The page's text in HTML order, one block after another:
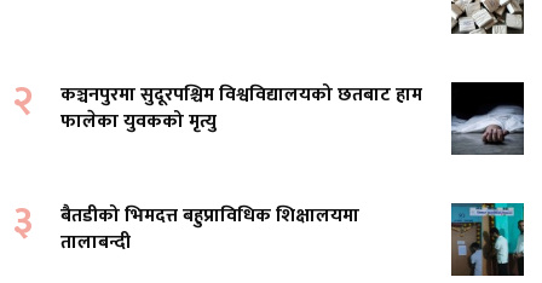
२
कञ्चनपुरमा सुदूरपश्चिम विश्वविद्यालयको छतबाट हाम
फालेका युवकको मृत्यु
३
बैतडीको भिमदत्त बहुप्राविधिक शिक्षालयमा
तालाबन्दी